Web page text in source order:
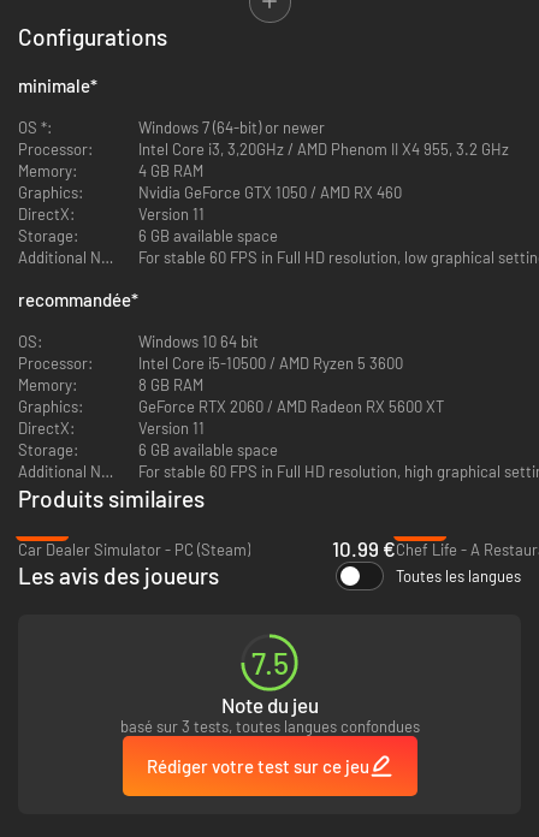
Faire face aux problèmes
La concurrence ne dort jamais ! Sabotage et inspections sanitaires ne
pour couronner le tout, une mafia sévit dans la ville... Personne n'a dit
que ce serait facile, mais que feriez-vous pour une bonne pizza ?
Chaque chef a besoin d'un assistant
Deux têtes valent mieux qu'une ! À vos côtés, Alfonso, votre cousin
paresseux, vous aidera à lancer l'entreprise familiale. Comme nous le
savons tous, l'union fait la force, alors invitez vos amis à jouer et créez
ensemble un empire de la pizza italienne !
Configurations
minimale*
OS *:
Windows 7 (64-bit) or newer
Processor:
Intel Core i3, 3,20GHz / AMD Phenom II X4 955, 3.2 GHz
Memory:
4 GB RAM
Graphics:
Nvidia GeForce GTX 1050 / AMD RX 460
DirectX:
Version 11
Storage:
6 GB available space
Additional Notes:
For stable 60 FPS in Full HD resolution, low graphical
recommandée*
OS:
Windows 10 64 bit
Processor:
Intel Core i5-10500 / AMD Ryzen 5 3600
Memory:
8 GB RAM
Graphics:
GeForce RTX 2060 / AMD Radeon RX 5600 XT
DirectX:
Version 11
Storage:
6 GB available space
Additional Notes:
For stable 60 FPS in Full HD resolution, high graphical
Produits similaires
Car Dealer Simulator - PC (Steam)
10.99 €
Les avis des joueurs Toutes les langues
7.5
Note du jeu
basé sur 3 tests, toutes langues confondues
Rédiger votre test sur ce jeu